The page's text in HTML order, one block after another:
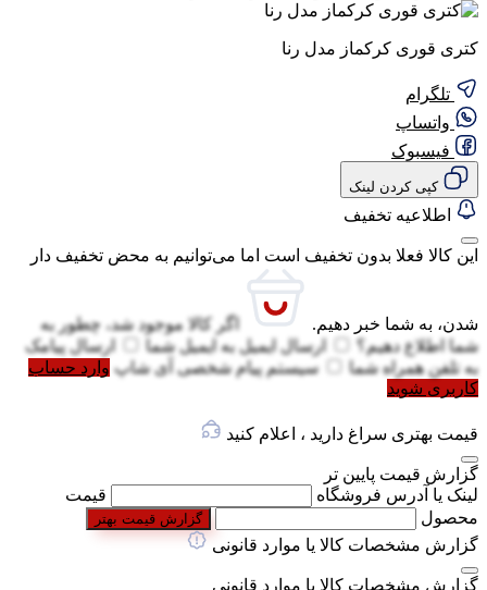
کتری قوری کرکماز مدل رنا
تلگرام
واتساپ
فیسبوک
کپی کردن لینک
اطلاعیه تخفیف
این کالا فعلا بدون تخفیف است اما می‌توانیم به محض تخفیف دار
شدن، به شما خبر دهیم.
اگر کالا موجود شد، چطور به
شما اطلاع دهیم؟
ارسال ایمیل به ایمیل شما
ارسال پیامک
به تلفن همراه شما سیستم پیام شخصی آی شاپ وارد حساب
کاربری شوید
قیمت بهتری سراغ دارید ، اعلام کنید
گزارش قیمت پایین تر
لینک یا آدرس فروشگاه
قیمت
محصول
گزارش قیمت بهتر
گزارش مشخصات کالا یا موارد قانونی
گزارش مشخصات کالا یا موارد قانونی